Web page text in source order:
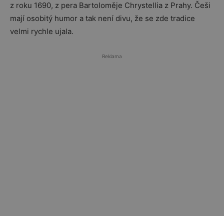
z roku 1690, z pera Bartoloměje Chrystellia z Prahy. Češi
mají osobitý humor a tak není divu, že se zde tradice
velmi rychle ujala.
Reklama